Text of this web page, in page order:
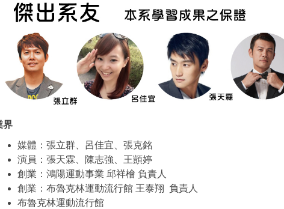
界
媒體：張立群、呂佳宜、張克銘
演員：張天霖、陳志強、王顗婷
創業：鴻陽運動事業 邱祥檜 負責人
創業：布魯克林運動流行館 王泰翔 負責人
布魯克林運動流行館